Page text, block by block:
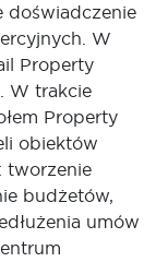
doświadczenie
W
Property
W trakcie
Property
obiektów
tworzenie
budżetów,
umów